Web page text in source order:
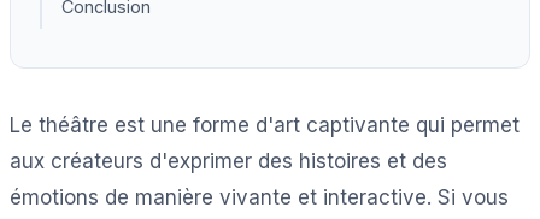
Conclusion
Le théâtre est une forme d'art captivante qui permet
aux créateurs d'exprimer des histoires et des
émotions de manière vivante et interactive. Si vous